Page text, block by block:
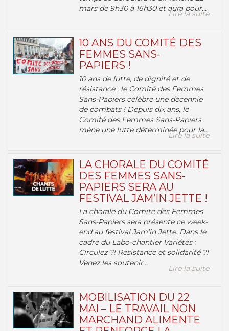
mars de 9h30 à 16h30 et aura pour...
Lire la suite
10 ANS DU COMITÉ DES
FEMMES SANS-
PAPIERS !
10 ans de lutte, de dignité et de
résistance : le Comité des Femmes
Sans-Papiers célèbre une décennie
de combats ! Depuis dix ans, le
Comité des Femmes Sans-Papiers
mène une lutte déterminée pour la...
Lire la suite
LA CHORALE DU COMITÉ
DES FEMMES SANS-
PAPIERS SERA AU
FESTIVAL JAM’IN JETTE !
La chorale du Comité des Femmes
Sans-Papiers sera présente ce week-
end au festival Jam’in Jette. Dans le
cadre du Labo-chantier Variétés :
Circulez ?! Résistance et solidarité ?!
Venez les soutenir...
Lire la suite
MOBILISATION DU 22
MAI – LE TRAVAIL NON
MARCHAND ALIMENTE